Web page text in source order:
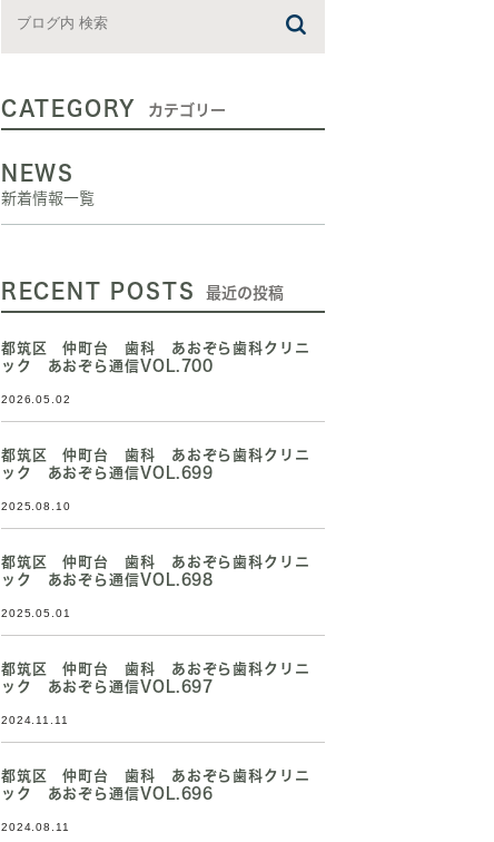
CATEGORY カテゴリー
NEWS
新着情報一覧
RECENT POSTS 最近の投稿
都筑区 仲町台 歯科 あおぞら歯科クリニ
ック あおぞら通信VOL.700
2026.05.02
都筑区 仲町台 歯科 あおぞら歯科クリニ
ック あおぞら通信VOL.699
2025.08.10
都筑区 仲町台 歯科 あおぞら歯科クリニ
ック あおぞら通信VOL.698
2025.05.01
都筑区 仲町台 歯科 あおぞら歯科クリニ
ック あおぞら通信VOL.697
2024.11.11
都筑区 仲町台 歯科 あおぞら歯科クリニ
ック あおぞら通信VOL.696
2024.08.11